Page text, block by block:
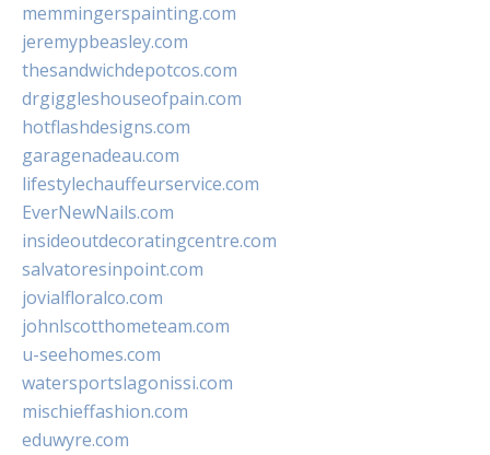
memmingerspainting.com
jeremypbeasley.com
thesandwichdepotcos.com
drgiggleshouseofpain.com
hotflashdesigns.com
garagenadeau.com
lifestylechauffeurservice.com
EverNewNails.com
insideoutdecoratingcentre.com
salvatoresinpoint.com
jovialfloralco.com
johnlscotthometeam.com
u-seehomes.com
watersportslagonissi.com
mischieffashion.com
eduwyre.com